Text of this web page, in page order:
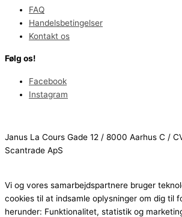
FAQ
Handelsbetingelser
Kontakt os
Følg os!
Facebook
Instagram
Janus La Cours Gade 12 / 8000 Aarhus C /
Scantrade ApS
Vi og vores samarbejdspartnere bruger
cookies til at indsamle oplysninger om dig til
herunder: Funktionalitet, statistik og